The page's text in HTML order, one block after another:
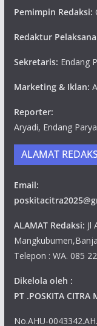
Pemimpin Redaksi:
Redaktur
Sekretaris: Endang
Marketing & Iklan:
Reporter:
Aryadi, Endang
ALAMAT
Email:
ALAMAT Redaksi: Jl
Telepon : WA. 085
Dikelola oleh :
PT .POSKITA CITRA
No.AHU-